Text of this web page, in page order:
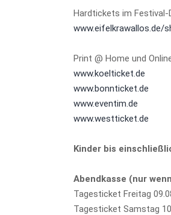
Hardtickets im Festival-
www.eifelkrawallos.de/
Print @ Home und
www.koelticket.de
www.bonnticket.de
www.eventim.de
www.westticket.de
Kinder bis
Abendkasse (nur
Tagesticket Freitag
Tagesticket Samstag